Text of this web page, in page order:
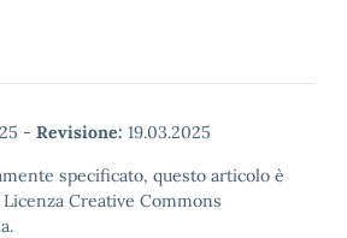
- Revisione: 19.03.2025
specificato, questo articolo è
Creative Commons